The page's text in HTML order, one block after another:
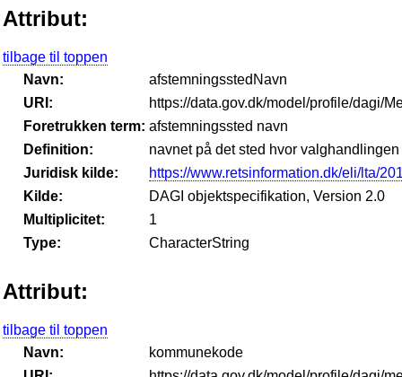
Attribut:
tilbage til toppen
Navn:
afstemningsstedNavn
URI:
https://data.gov.dk/model/profile/dagi/
Foretrukken term: afstemningssted navn
Definition:
navnet på det sted hvor
Juridisk kilde:
https://www.retsinformation.dk/eli/lta/
Kilde:
DAGI objektspecifikation, Version 2.0
Multiplicitet:
1
Type:
CharacterString
Attribut:
tilbage til toppen
Navn:
kommunekode